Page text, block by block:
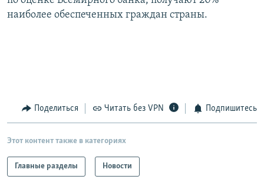
наиболее обеспеченных граждан страны.
Поделиться Читать без VPN Подпишитесь
Этот контент также в категориях
Главные разделы Новости